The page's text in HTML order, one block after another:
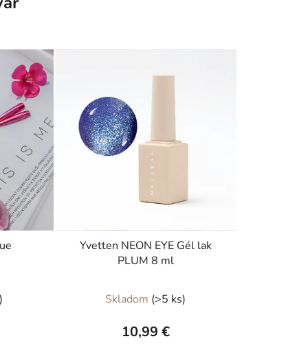
Yvetten NEON EYE Gél lak
PLUM 8 ml
Skladom (>5 ks)
10,99 €